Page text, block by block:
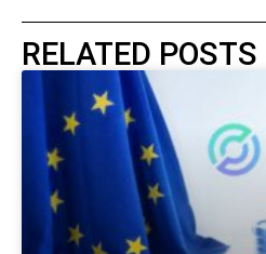
RELATED POSTS